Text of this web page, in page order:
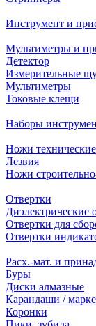
Инструмент и
Мультиметры и
Детектор
Измерительные
Мультиметры
Токовые клещи
Наборы
Ножи технические
Лезвия
Ножи
Отвертки
Диэлектрические
Отвертки для
Отвертки
Расх.-мат. и
Буры
Диски алмазные
Карандаши /
Коронки